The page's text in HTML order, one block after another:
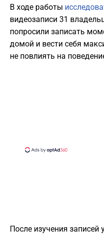
В ходе работы
видеозаписи 31
попросили записать
домой и вести себя
не повлиять на
После изучения